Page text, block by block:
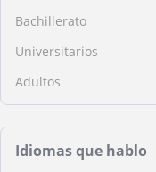
Bachillerato
Universitarios
Adultos
Idiomas que hablo